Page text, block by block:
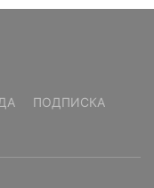
ПОДПИСКА